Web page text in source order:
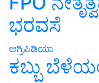
ಭರವಸೆ
ಅಗ್ರಿಪಿಡಿಯಾ
ಕಬ್ಬು